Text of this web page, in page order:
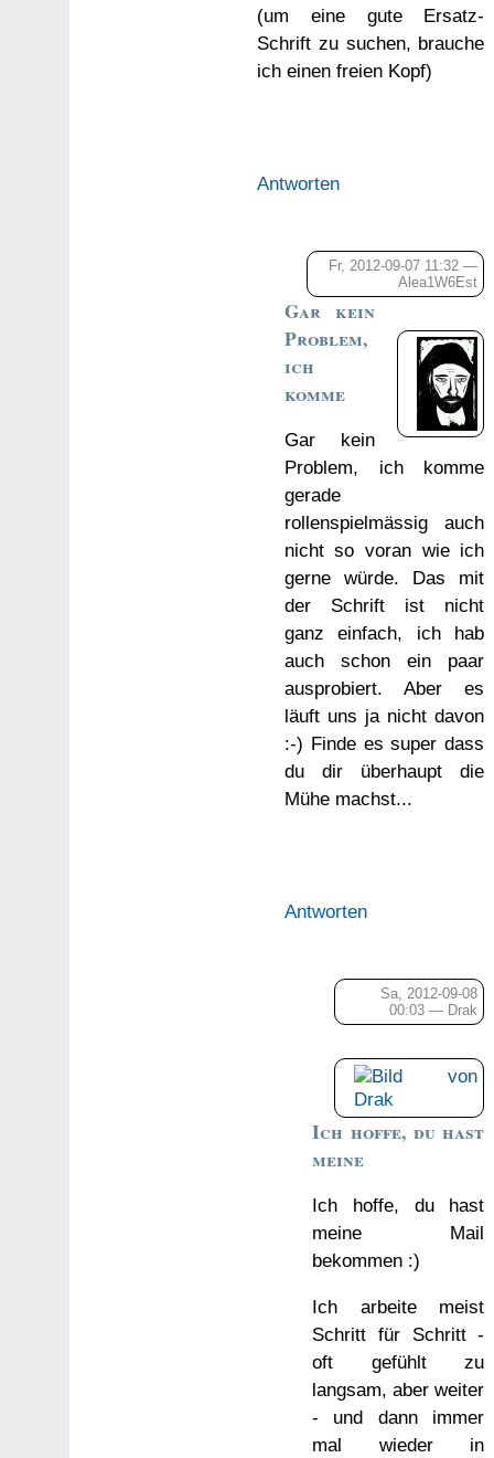
(um eine gute Ersatz-
Schrift zu suchen, brauche
ich einen freien Kopf)
Antworten
Fr, 2012-09-07 11:32 —
Alea1W6Est
Gar kein
Problem,
ich
komme
Gar kein
Problem, ich komme
gerade
rollenspielmässig auch
nicht so voran wie ich
gerne würde. Das mit
der Schrift ist nicht
ganz einfach, ich hab
auch schon ein paar
ausprobiert. Aber es
läuft uns ja nicht davon
:-) Finde es super dass
du dir überhaupt die
Mühe machst...
Antworten
Sa, 2012-09-08
00:03 — Drak
Ich hoffe, du hast
meine
Ich hoffe, du hast
meine Mail
bekommen :)
Ich arbeite meist
Schritt für Schritt -
oft gefühlt zu
langsam, aber weiter
- und dann immer
mal wieder in